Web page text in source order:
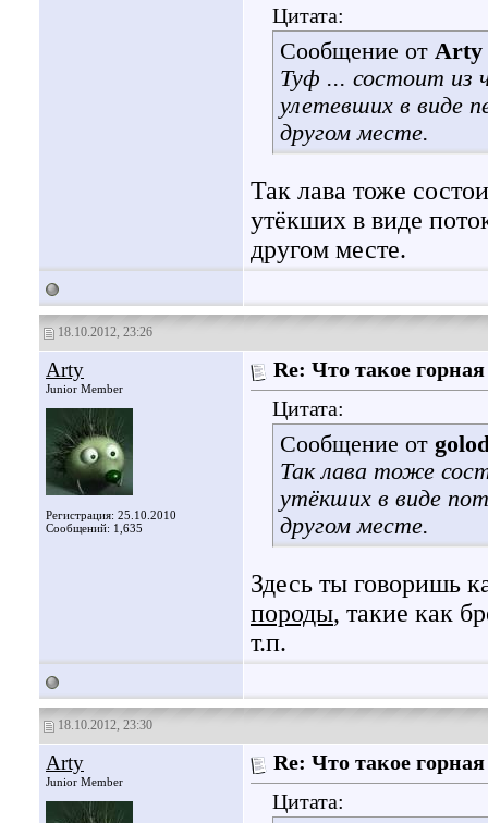
Цитата:
Сообщение от Arty
Туф ... состоит из
улетевших в виде
другом месте.
Так лава тоже
утёкших в виде
другом месте.
18.10.2012, 23:26
Arty
Junior Member
Регистрация: 25.10.2010
Сообщений: 1,635
Re: Что такое
Цитата:
Сообщение от
Так лава тоже
утёкших в виде
другом месте.
Здесь ты говоришь
породы, такие как
т.п.
18.10.2012, 23:30
Arty
Junior Member
Re: Что такое
Цитата: